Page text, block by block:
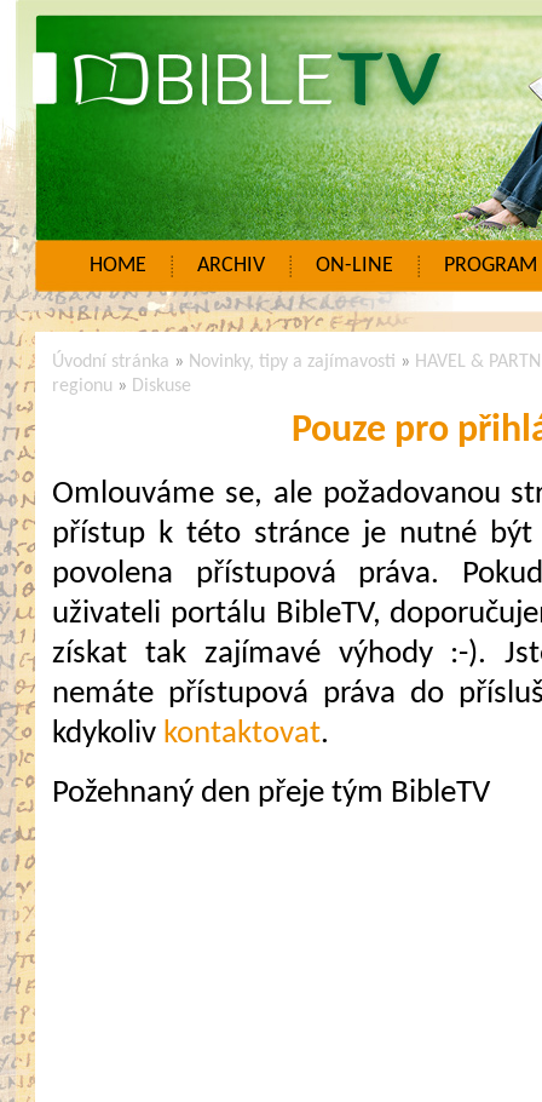
HOME ARCHIV ON-LINE PROGRAM
Úvodní stránka » Novinky, tipy a zajímavosti » HAVEL &
regionu » Diskuse
Pouze pro
Omlouváme se, ale požadovanou
přístup k této stránce je nutné
povolena přístupová práva.
uživateli portálu BibleTV,
získat tak zajímavé výhody :-).
nemáte přístupová práva do
kdykoliv kontaktovat.
Požehnaný den přeje tým BibleTV